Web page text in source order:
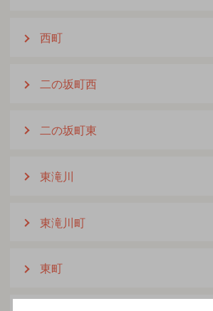
西町
二の坂町西
二の坂町東
東滝川
東滝川町
東町